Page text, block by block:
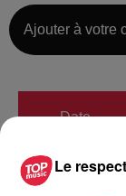
Ajouter à votre
Date
Le